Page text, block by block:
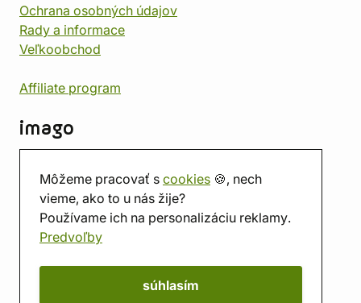
Môžeme pracovať s cookies 🍪, nech
vieme, ako to u nás žije?
Používame ich na personalizáciu reklamy.
Predvoľby
súhlasím
Ochrana osobných údajov
Rady a informace
Veľkoobchod
Affiliate program
imago
Predajňa
Herňa
O nás
Hodnotenie obchodu